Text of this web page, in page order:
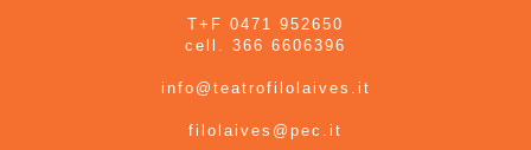
T+F 0471 952650
cell. 366 6606396
info@teatrofilolaives.it
filolaives@pec.it